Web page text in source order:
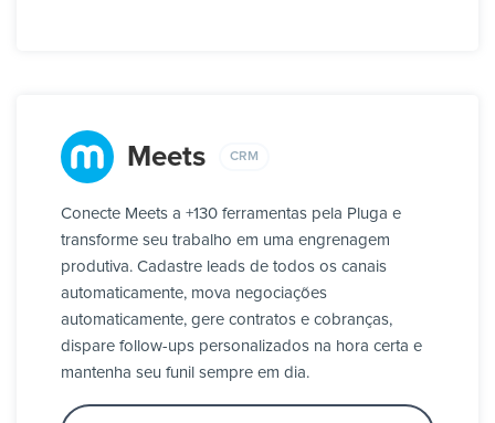
Meets CRM
Conecte Meets a +130 ferramentas pela Pluga e
transforme seu trabalho em uma engrenagem
produtiva. Cadastre leads de todos os canais
automaticamente, mova negociações
automaticamente, gere contratos e cobranças,
dispare follow-ups personalizados na hora certa e
mantenha seu funil sempre em dia.